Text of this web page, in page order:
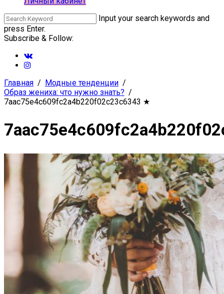
Input your search keywords and
press Enter.
Subscribe & Follow:
Главная
Модные тенденции
Образ жениха: что нужно знать?
7aac75e4c609fc2a4b220f02c23c6343 ★